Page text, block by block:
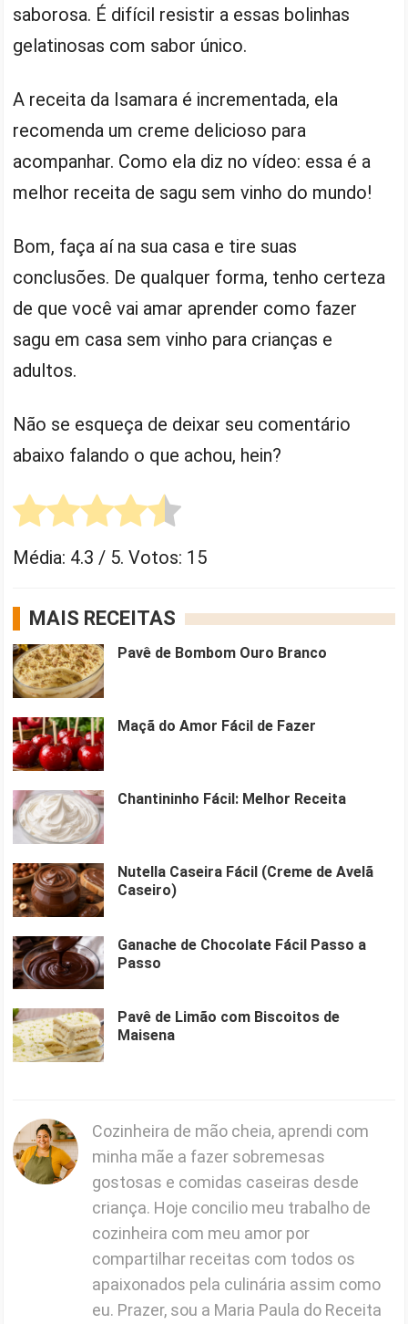
saborosa. É difícil resistir a essas bolinhas
gelatinosas com sabor único.
A receita da Isamara é incrementada, ela
recomenda um creme delicioso para
acompanhar. Como ela diz no vídeo: essa é a
melhor receita de sagu sem vinho do mundo!
Bom, faça aí na sua casa e tire suas
conclusões. De qualquer forma, tenho certeza
de que você vai amar aprender como fazer
sagu em casa sem vinho para crianças e
adultos.
Não se esqueça de deixar seu comentário
abaixo falando o que achou, hein?
Média: 4.3 / 5. Votos: 15
MAIS RECEITAS
Pavê de Bombom Ouro Branco
Maçã do Amor Fácil de Fazer
Chantininho Fácil: Melhor Receita
Nutella Caseira Fácil (Creme de Avelã
Caseiro)
Ganache de Chocolate Fácil Passo a
Passo
Pavê de Limão com Biscoitos de
Maisena
Cozinheira de mão cheia, aprendi com
minha mãe a fazer sobremesas
gostosas e comidas caseiras desde
criança. Hoje concilio meu trabalho de
cozinheira com meu amor por
compartilhar receitas com todos os
apaixonados pela culinária assim como
eu. Prazer, sou a Maria Paula do Receita